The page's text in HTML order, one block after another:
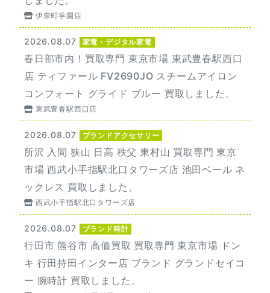
伊奈町学園店
2026.08.07 家電・デジタル家電
春日部市内！買取専門 東京市場 東武豊春駅西口
店 ティファール FV2690JO スチームアイロン
コンフォート グライド ブルー 買取しました。
東武豊春駅西口店
2026.08.07 ブランドアクセサリー
所沢 入間 狭山 日高 秩父 東村山 買取専門 東京
市場 西武小手指駅北口タワーズ店 池田ベール ネ
ックレス 買取しました。
西武小手指駅北口タワーズ店
2026.08.07 ブランド時計
行田市 熊谷市 高価買取 買取専門 東京市場 ドン
キ 行田持田インター店 ブランド グランドセイコ
ー 腕時計 買取しました。